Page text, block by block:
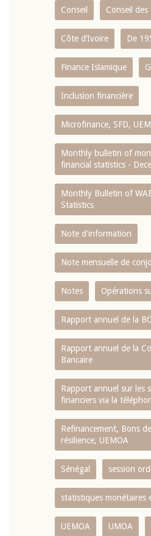
Conseil Conseil
Côte d’Ivoire De
Finance Islamique
Inclusion financière
Microfinance, SFD,
Monthly bulletin of
financial statistics -
Monthly Bulletin of
Statistics
Note d'information
Note mensuelle de
Notes Opérations
Rapport annuel de la
Rapport annuel de la
Bancaire
Rapport annuel sur les
financiers via la
Refinancement, Bons
résilience, UEMOA
Sénégal session
statistiques monétaires
UEMOA UMOA